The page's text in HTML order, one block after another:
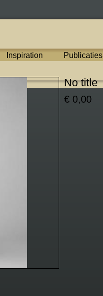
Inspiration Publicaties
No title
€ 0,00